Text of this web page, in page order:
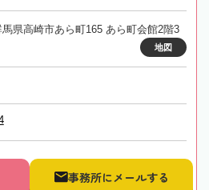
県高崎市あら町165 あら町会館2階3
地図
事務所にメールする